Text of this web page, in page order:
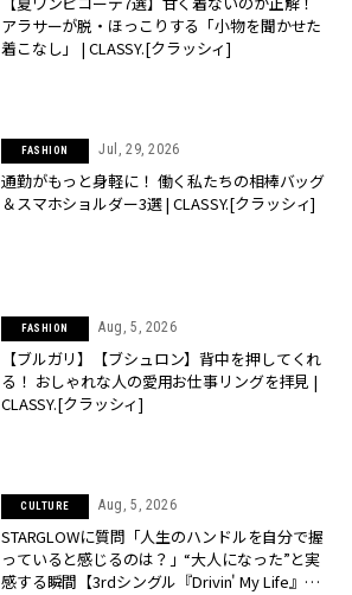
アラサーが脱・ほっこりする「小物を聞かせた
着こなし」 | CLASSY.[クラッシィ]
FASHION Jul, 29, 2026
通勤がもっと身軽に！ 働く私たちの相棒バッグ
＆スマホショルダー3選 | CLASSY.[クラッシィ]
FASHION Aug, 5, 2026
【ブルガリ】【ブシュロン】背中を押してくれ
る！ おしゃれな人の愛用お仕事リングを拝見 |
CLASSY.[クラッシィ]
CULTURE Aug, 5, 2026
STARGLOWに質問「人生のハンドルを自分で握
っていると感じるのは？」“大️人になった”と実
感する瞬間【3rdシングル『Drivin' My Life』発